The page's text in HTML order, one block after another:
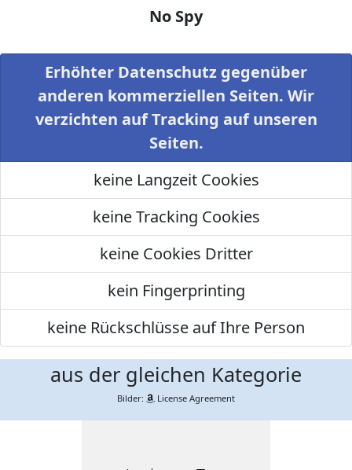
No Spy
Erhöhter Datenschutz gegenüber
anderen kommerziellen Seiten. Wir
verzichten auf Tracking auf unseren
Seiten.
keine Langzeit Cookies
keine Tracking Cookies
keine Cookies Dritter
kein Fingerprinting
keine Rückschlüsse auf Ihre Person
aus der gleichen Kategorie
Bilder: License Agreement